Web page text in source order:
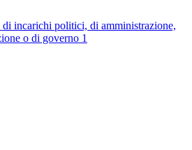
incarichi politici, di amministrazione,
o di governo 1